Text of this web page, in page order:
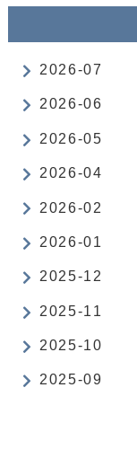
2026-07
2026-06
2026-05
2026-04
2026-02
2026-01
2025-12
2025-11
2025-10
2025-09